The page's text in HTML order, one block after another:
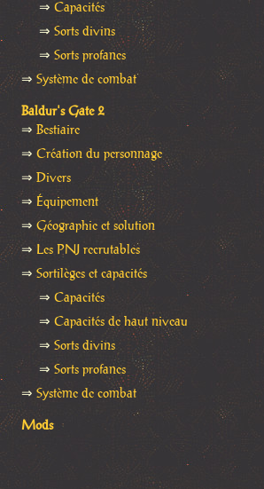
⇒ Capacités
⇒ Sorts divins
⇒ Sorts profanes
⇒ Système de combat
Baldur's Gate 2
⇒ Bestiaire
⇒ Création du personnage
⇒ Divers
⇒ Équipement
⇒ Géographie et solution
⇒ Les PNJ recrutables
⇒Sortilèges et capacités
⇒ Capacités
⇒ Capacités de haut niveau
⇒ Sorts divins
⇒ Sorts profanes
⇒ Système de combat
Mods